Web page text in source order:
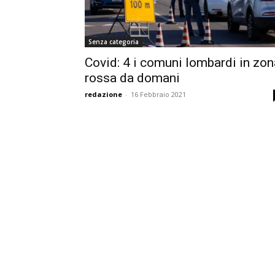
Senza categoria
Covid: 4 i comuni lombardi in
rossa da domani
redazione - 16 Febbraio 2021